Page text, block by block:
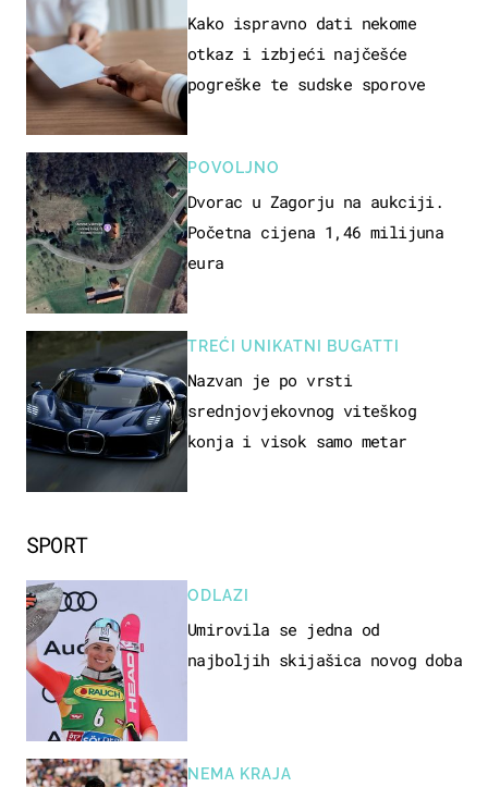
SPORT
ODLAZI
Umirovila se jedna od
najboljih skijašica novog doba
NEMA KRAJA
Kako ispravno dati nekome
otkaz i izbjeći najčešće
pogreške te sudske sporove
POVOLJNO
Dvorac u Zagorju na aukciji.
Početna cijena 1,46 milijuna
eura
TREĆI UNIKATNI BUGATTI
Nazvan je po vrsti
srednjovjekovnog viteškog
konja i visok samo metar